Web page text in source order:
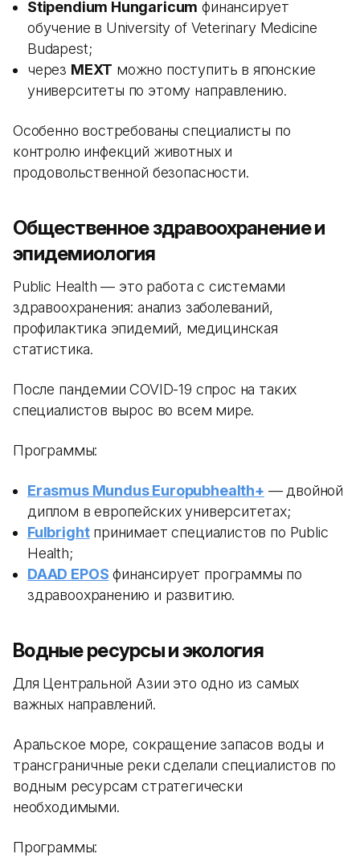
Stipendium Hungaricum финансирует
обучение в University of Veterinary Medicine
Budapest;
через MEXT можно поступить в японские
университеты по этому направлению.
Особенно востребованы специалисты по
контролю инфекций животных и
продовольственной безопасности.
Общественное здравоохранение и
эпидемиология
Public Health — это работа с системами
здравоохранения: анализ заболеваний,
профилактика эпидемий, медицинская
статистика.
После пандемии COVID-19 спрос на таких
специалистов вырос во всем мире.
Программы:
Erasmus Mundus Europubhealth+ — двойной
диплом в европейских университетах;
Fulbrightпринимает специалистов по Public
Health;
DAAD EPOS финансирует программы по
здравоохранению и развитию.
Водные ресурсы и экология
Для Центральной Азии это одно из самых
важных направлений.
Аральское море, сокращение запасов воды и
трансграничные реки сделали специалистов по
водным ресурсам стратегически
необходимыми.
Программы: